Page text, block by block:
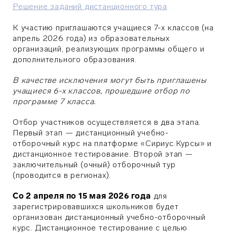
Решение заданий дистанционного тура
К участию приглашаются учащиеся 7-х классов (на
апрель 2026 года) из образовательных
организаций, реализующих программы общего и
дополнительного образования.
В качестве исключения могут быть приглашены
учащиеся 6-х классов, прошедшие отбор по
программе 7 класса.
Отбор участников осуществляется в два этапа.
Первый этап — дистанционный учебно-
отборочный курс на платформе «Сириус.Курсы» и
дистанционное тестирование. Второй этап —
заключительный (очный) отборочный тур
(проводится в регионах).
Со 2 апреля по 15 мая 2026 года для
зарегистрировавшихся школьников будет
организован дистанционный учебно-отборочный
курс. Дистанционное тестирование с целью